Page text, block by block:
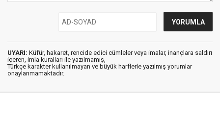
UYARI: Küfür, hakaret, rencide edici cümleler veya imalar, inançlara saldırı
içeren, imla kuralları ile yazılmamış,
Türkçe karakter kullanılmayan ve büyük harflerle yazılmış yorumlar
onaylanmamaktadır.